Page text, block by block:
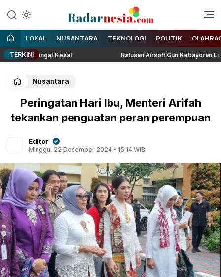
Radarnesia
Enak Dibaca
LOKAL NUSANTARA TEKNOLOGI POLITIK
TERKINI
Sangat Kesal Ratusan Airsoft Gun Kebayoran Lama
Nusantara
Peringatan Hari Ibu, Menteri Arifah
tekankan penguatan peran perempuan
Editor
Minggu, 22 Desember 2024 - 15:14 WIB